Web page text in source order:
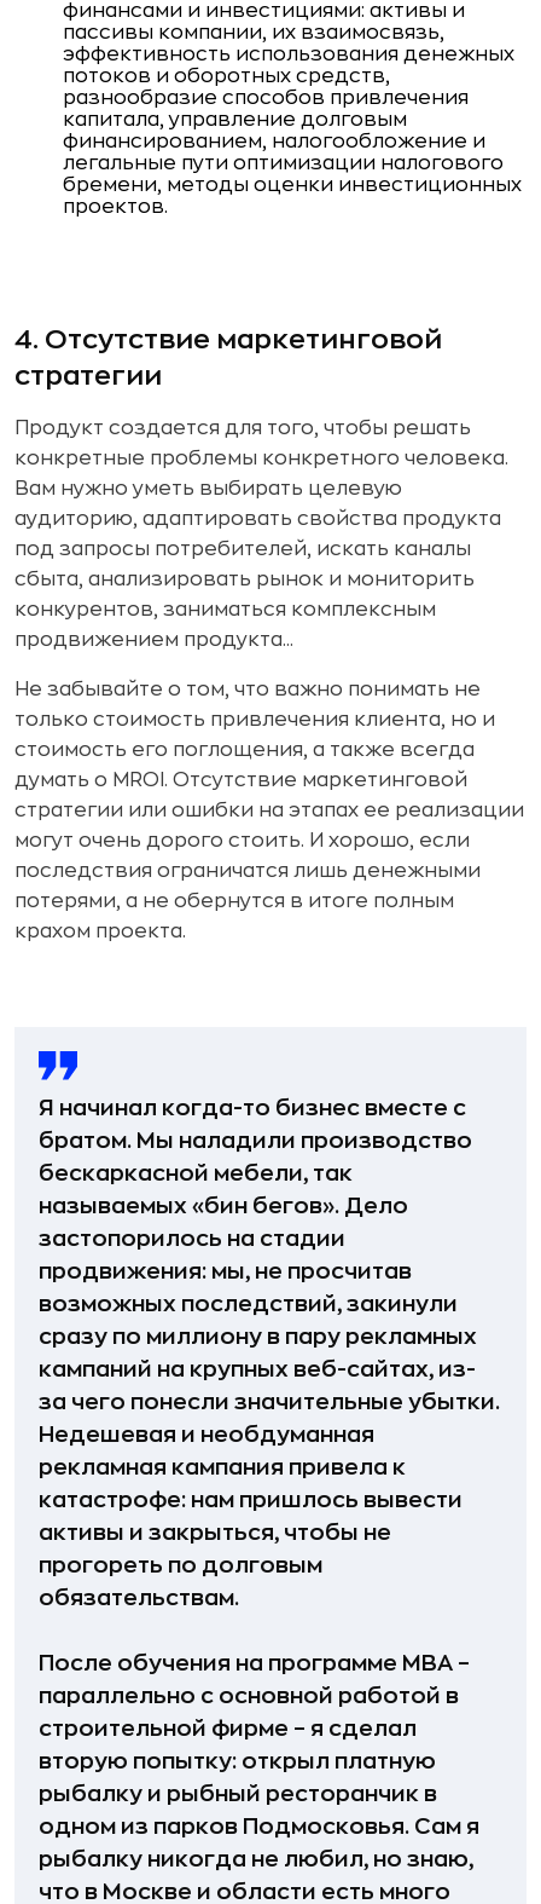
финансами и инвестициями: активы и
пассивы компании, их взаимосвязь,
эффективность использования денежных
потоков и оборотных средств,
разнообразие способов привлечения
капитала, управление долговым
финансированием, налогообложение и
легальные пути оптимизации налогового
бремени, методы оценки инвестиционных
проектов.
4. Отсутствие маркетинговой
стратегии
Продукт создается для того, чтобы решать
конкретные проблемы конкретного человека.
Вам нужно уметь выбирать целевую
аудиторию, адаптировать свойства продукта
под запросы потребителей, искать каналы
сбыта, анализировать рынок и мониторить
конкурентов, заниматься комплексным
продвижением продукта...
Не забывайте о том, что важно понимать не
только стоимость привлечения клиента, но и
стоимость его поглощения, а также всегда
думать о MROI. Отсутствие маркетинговой
стратегии или ошибки на этапах ее реализации
могут очень дорого стоить. И хорошо, если
последствия ограничатся лишь денежными
потерями, а не обернутся в итоге полным
крахом проекта.
Я начинал когда-то бизнес вместе с
братом. Мы наладили производство
бескаркасной мебели, так
называемых «бин бегов». Дело
застопорилось на стадии
продвижения: мы, не просчитав
возможных последствий, закинули
сразу по миллиону в пару рекламных
кампаний на крупных веб-сайтах, из-
за чего понесли значительные убытки.
Недешевая и необдуманная
рекламная кампания привела к
катастрофе: нам пришлось вывести
активы и закрыться, чтобы не
прогореть по долговым
обязательствам.
После обучения на программе MBA –
параллельно с основной работой в
строительной фирме – я сделал
вторую попытку: открыл платную
рыбалку и рыбный ресторанчик в
одном из парков Подмосковья. Сам я
рыбалку никогда не любил, но знаю,
что в Москве и области есть много